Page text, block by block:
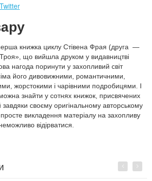
Twitter
книжка циклу Стівена Фрая (друга —
що вийшла друком у видавництві
нагода поринути у захопливий світ
його дивовижними, романтичними,
жорстокими і чарівними подробицями. І
знайти у сотнях книжок, присвячених
завдяки своєму оригінальному авторському
викладення матеріалу на захопливу
відірватися.
Previous
Next